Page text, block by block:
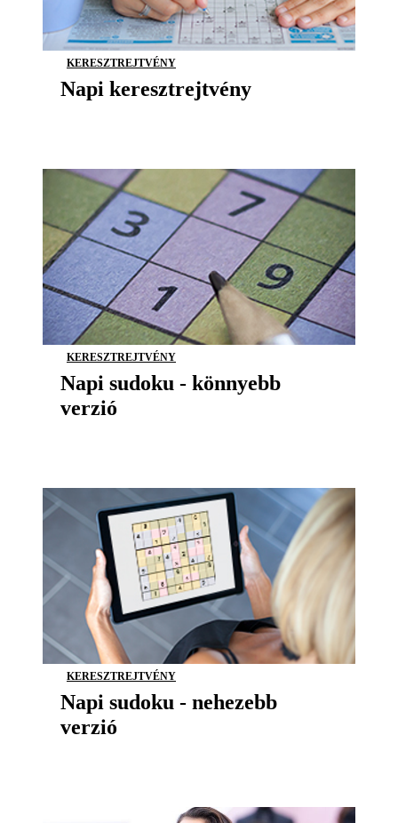
KERESZTREJTVÉNY
Napi keresztrejtvény
KERESZTREJTVÉNY
Napi sudoku - könnyebb
verzió
KERESZTREJTVÉNY
Napi sudoku - nehezebb
verzió